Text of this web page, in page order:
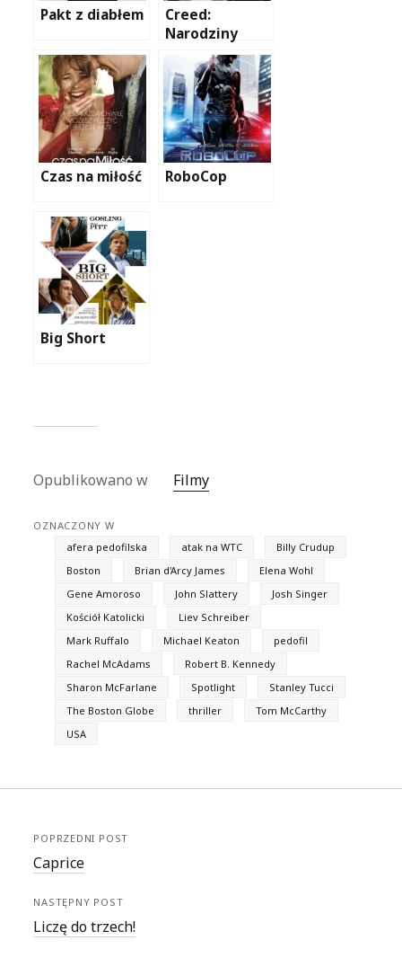
Pakt z diabłem
Creed:
Narodziny
legendy
Czas na miłość RoboCop
Big Short
Opublikowano w Filmy
OZNACZONY W
afera pedofilska
atak na WTC
Billy Crudup
Boston
Brian d'Arcy James
Elena Wohl
Gene Amoroso
John Slattery
Josh Singer
Kościół Katolicki
Liev Schreiber
Mark Ruffalo
Michael Keaton
pedofil
Rachel McAdams
Robert B. Kennedy
Sharon McFarlane
Spotlight
Stanley Tucci
The Boston Globe
thriller
Tom McCarthy
USA
POPRZEDNI POST
Caprice
NASTĘPNY POST
Liczę do trzech!